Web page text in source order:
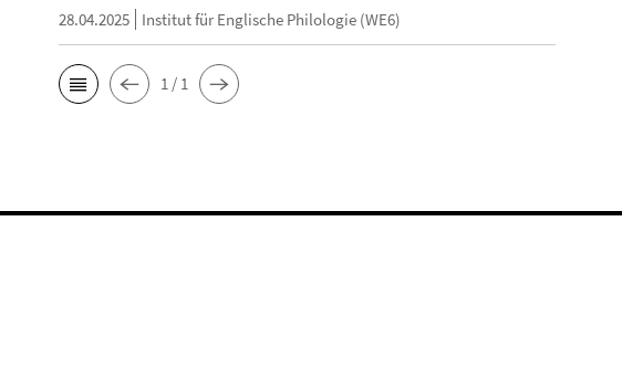
28.04.2025 Institut für Englische Philologie (WE6)
1 / 1